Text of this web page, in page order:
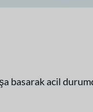
basarak acil